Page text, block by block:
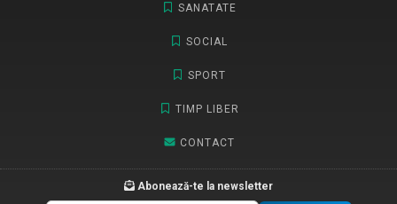
SANATATE
SOCIAL
SPORT
TIMP LIBER
CONTACT
Abonează-te la newsletter